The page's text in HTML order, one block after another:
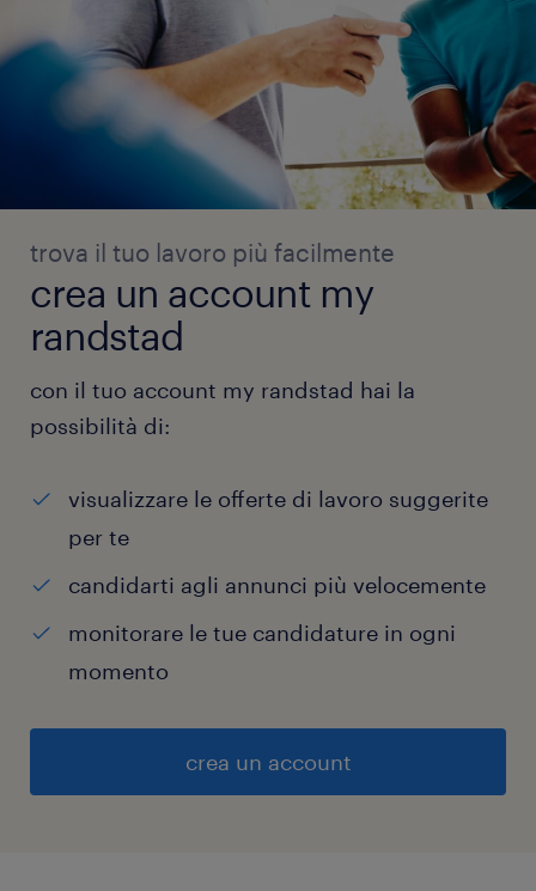
trova il tuo lavoro più facilmente
crea un account my
randstad
con il tuo account my randstad hai la
possibilità di:
visualizzare le offerte di lavoro suggerite
per te
candidarti agli annunci più velocemente
monitorare le tue candidature in ogni
momento
crea un account